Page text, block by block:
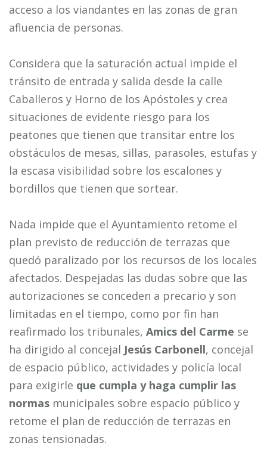
acceso a los viandantes en las zonas de gran
afluencia de personas.
Considera que la saturación actual impide el
tránsito de entrada y salida desde la calle
Caballeros y Horno de los Apóstoles y crea
situaciones de evidente riesgo para los
peatones que tienen que transitar entre los
obstáculos de mesas, sillas, parasoles, estufas y
la escasa visibilidad sobre los escalones y
bordillos que tienen que sortear.
Nada impide que el Ayuntamiento retome el
plan previsto de reducción de terrazas que
quedó paralizado por los recursos de los locales
afectados. Despejadas las dudas sobre que las
autorizaciones se conceden a precario y son
limitadas en el tiempo, como por fin han
reafirmado los tribunales, Amics del Carme se
ha dirigido al concejal Jesús Carbonell, concejal
de espacio público, actividades y policía local
para exigirle que cumpla y haga cumplir las
normas municipales sobre espacio público y
retome el plan de reducción de terrazas en
zonas tensionadas.